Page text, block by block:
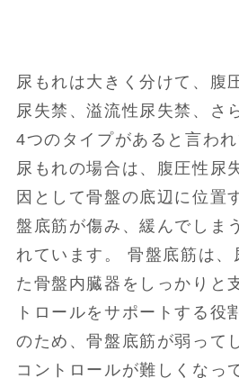
尿もれは大きく分けて、腹
尿失禁、溢流性尿失禁、さ
4つのタイプがあると言わ
尿もれの場合は、腹圧性尿
因として骨盤の底辺に位置
盤底筋が傷み、緩んでしま
れています。 骨盤底筋は、
た骨盤内臓器をしっかりと
トロールをサポートする役
のため、骨盤底筋が弱って
コントロールが難しくなっ